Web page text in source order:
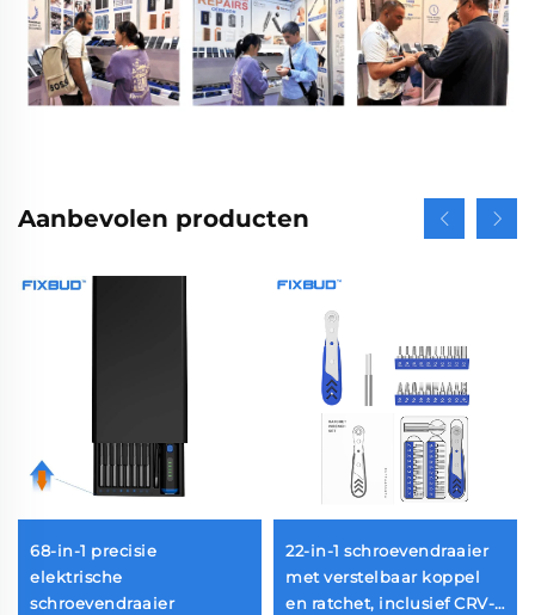
Aanbevolen producten
68-in-1 precisie
elektrische
schroevendraaier
22-in-1 schroevendraaier
met verstelbaar koppel
en ratchet, inclusief CRV-